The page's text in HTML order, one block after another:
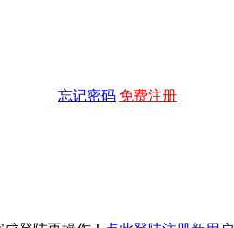
忘记密码 免费注册